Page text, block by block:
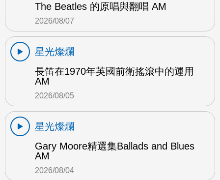
The Beatles 的原唱與翻唱 AM
2026/08/07
星光燦爛
長笛在1970年英國前衛搖滾中的運用
AM
2026/08/05
星光燦爛
Gary Moore精選集Ballads and Blues
AM
2026/08/04